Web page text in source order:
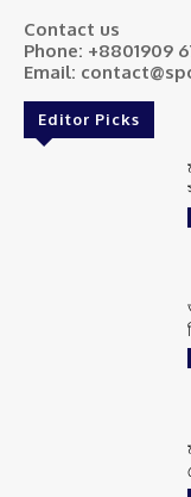
Contact us
Phone: +8801909
Email:
Editor Picks